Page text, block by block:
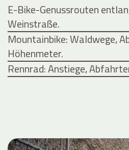
E-Bike-Genussrouten
Weinstraße.
Mountainbike: Waldwege,
Höhenmeter.
Rennrad: Anstiege,